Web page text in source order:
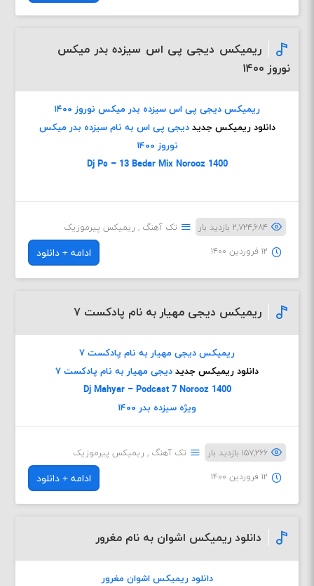
ریمیکس دیجی پی اس سیزده بدر میکس
نوروز ۱۴۰۰
ریمیکس دیجی پی اس سیزده بدر میکس نوروز ۱۴۰۰
دانلود ریمیکس جدید دیجی پی اس به نام سیزده بدر میکس
نوروز ۱۴۰۰
Dj Ps – 13 Bedar Mix Norooz 1400
۲,۷۲۴,۶۸۴ بازدید بار تک آهنگ , ریمیکس پیرموزیک
۱۲ فروردین ۱۴۰۰ ادامه + دانلود
ریمیکس دیجی مهیار به نام پادکست ۷
ریمیکس دیجی مهیار به نام پادکست ۷
دانلود ریمیکس جدید دیجی مهیار به نام پادکست ۷
Dj Mahyar – Podcast 7 Norooz 1400
ویژه سیزده بدر ۱۴۰۰
۱۵۷,۲۶۶ بازدید بار تک آهنگ , ریمیکس پیرموزیک
۱۲ فروردین ۱۴۰۰ ادامه + دانلود
دانلود ریمیکس اشوان به نام مغرور
دانلود ریمیکس اشوان مغرور